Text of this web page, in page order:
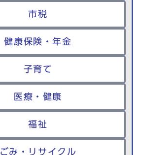
市税
健康保険・年金
子育て
医療・健康
福祉
ごみ・リサイクル